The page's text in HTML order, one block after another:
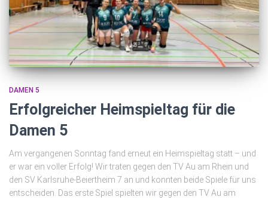
DAMEN 5
Erfolgreicher Heimspieltag für die
Damen 5
Am vergangenen Sonntag fand erneut ein Heimspieltag statt – und
er war ein voller Erfolg! Wir traten gegen den TV Au am Rhein und
den SV Karlsruhe-Beiertheim 7 an und konnten beide Spiele für uns
entscheiden. Das erste Spiel spielten wir gegen den TV Au am